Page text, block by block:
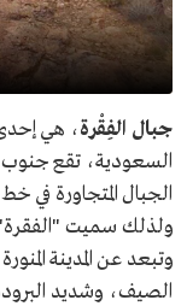
جبال الفِقْرة، هي إحدى
السعودية، تقع جنوب
الجبال المتجاورة في
الصيف، وشديد